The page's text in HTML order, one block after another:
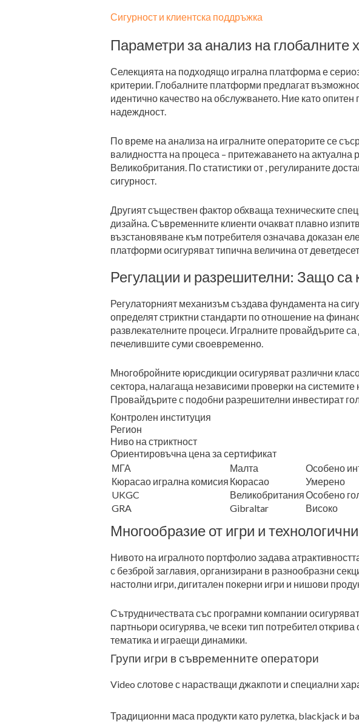
Сигурност и клиентска поддръжка
Параметри за анализ на глобалните
Селекцията на подходящо игрална платформа е
критерии. Глобалните платформи предлагат
идентично качество на обслужването. Ние като
надеждност.
По време на анализа на игралните операторите се
валидността на процеса – притежаването на
Великобритания. По статистики от , регулираните
сигурност.
Другият съществен фактор обхваща техническите
дизайна. Съвременните клиенти очакват плавно
възстановяване към потребителя означава доказан
платформи осигуряват типична величина от
Регулации и разрешителни: Защо са
Регулаторният механизъм създава фундамента на
определят стриктни стандарти по отношение на
развлекателните процеси. Игралните провайдърите
печелившите суми своевременно.
Многобройните юрисдикции осигуряват различни
сектора, налагаща независими проверки на
Провайдърите с подобни разрешителни инвестират
Контролен институция
Регион
Ниво на стриктност
Ориентировъчна цена за сертификат
МГА
Малта Особено
Кюрасао игрална комисия Кюрасао Умерено
UKGC
ВеликобританияОсобено
GRA
Gibraltar Високо
Многообразие от игри и
Нивото на игралното портфолио задава
с безброй заглавия, организирани в разнообразни
настолни игри, дигитален покерни игри и нишови
Сътрудничествата със програмни компании
партньори осигурява, че всеки тип потребител
тематика и играещи динамики.
Групи игри в съвременните оператори
Video слотове с нарастващи джакпоти и специални
Традиционни маса продукти като рулетка, blackjack и